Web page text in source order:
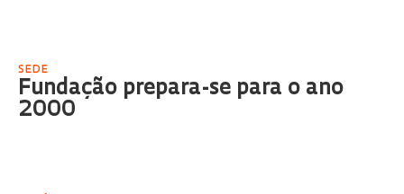
SEDE
Fundação prepara-se para o ano
2000